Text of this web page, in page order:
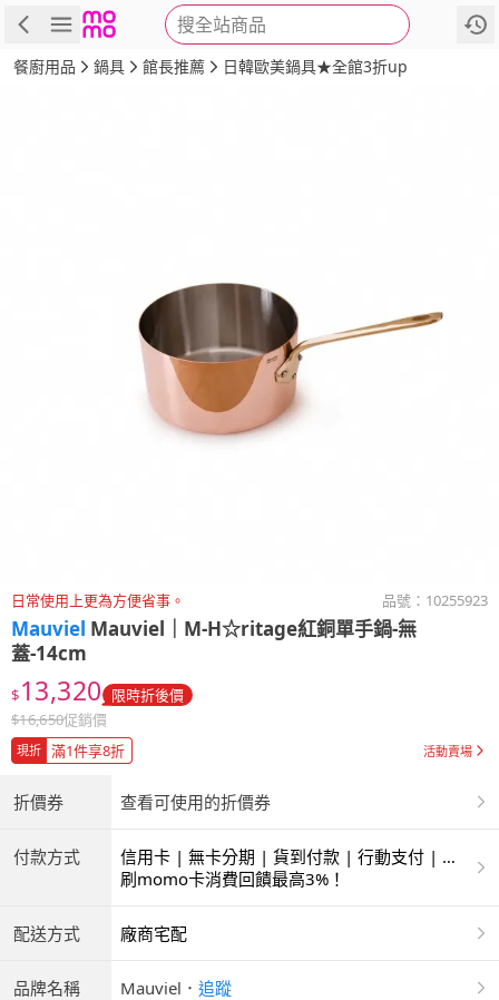
搜全站商品
商品 評價 詳情
餐廚用品 鍋具 館長推薦 日韓歐美鍋具★全館3折up
日常使用上更為方便省事。 品號： 10255923
Mauviel Mauviel｜M-H☆ritage紅銅單手鍋-無
蓋-14cm
$13,320 限時折後價
$16,650促銷價
現折 滿1件享8折 活動賣場
折價券 查看可使用的折價券
付款方式
信用卡 | 無卡分期 | 貨到付款 | 行動支付 | 超
商付款 | 銀聯卡
刷momo卡消費回饋最高3%！
配送方式 廠商宅配
品牌名稱 Mauviel ． 追蹤